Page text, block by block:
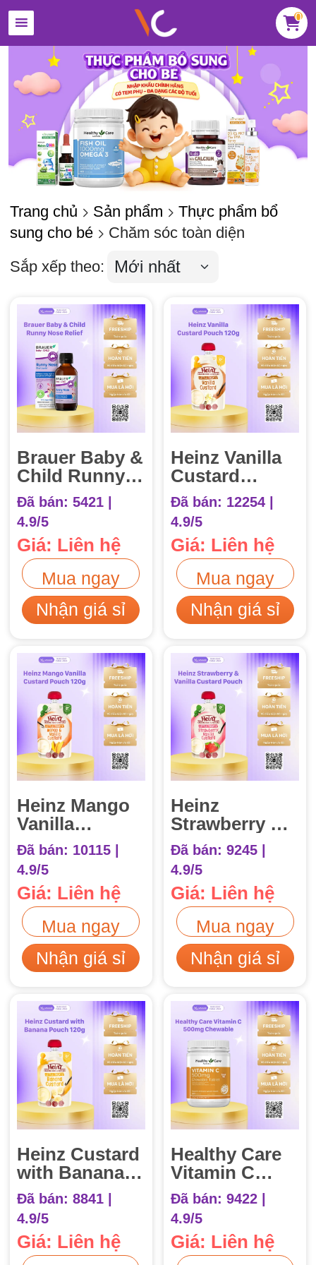
0
Trang chủ Sản phẩm
Thực phẩm bổ
sung cho bé
Chăm sóc toàn diện
Sắp xếp theo:
Brauer Baby &
Child Runny
Nose Relief
100ml Trị Sổ
Mũi
Đã bán: 5421 |
4.9/5
Giá: Liên hệ
Mua ngay
Nhận giá sỉ
Heinz Vanilla
Custard
Pouch 120g
6m+ (Váng
sữa vị Vani)
Đã bán: 12254 |
4.9/5
Giá: Liên hệ
Mua ngay
Nhận giá sỉ
Heinz Mango
Vanilla
Custard
Pouch 120g
8m+ (Váng
Sữa Vị Xoài)
Đã bán: 10115 |
4.9/5
Giá: Liên hệ
Mua ngay
Nhận giá sỉ
Heinz
Strawberry &
Vanilla
Custard
Pouch 120g
8m+ (Váng
sữa Vị Dâu)
Đã bán: 9245 |
4.9/5
Giá: Liên hệ
Mua ngay
Nhận giá sỉ
Heinz Custard
with Banana
Pouch 120g
6m+ (Váng
Sữa Vị Chuối)
Đã bán: 8841 |
4.9/5
Giá: Liên hệ
Healthy Care
Vitamin C
500mg
Chewable 500
viên
Đã bán: 9422 |
4.9/5
Giá: Liên hệ